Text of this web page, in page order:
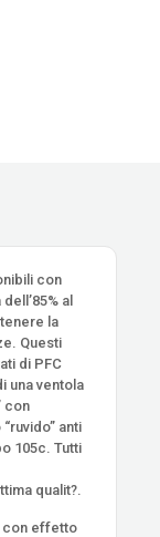
con
al
la
Questi
di PFC
una ventola
con
anti
105c. Tutti
qualit?.
con effetto